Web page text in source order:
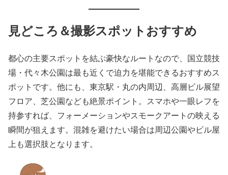
見どころ＆撮影スポットおすすめ
都心の主要スポットを結ぶ豪快なルートなので、国立競技
場・代々木公園は最も近くで迫力を堪能できるおすすめス
ポットです。他にも、東京駅・丸の内周辺、高層ビル展望
フロア、芝公園なども絶景ポイント。スマホや一眼レフを
持参すれば、フォーメーションやスモークアートの映える
瞬間が狙えます。混雑を避けたい場合は周辺公園やビル屋
上も選択肢となります。